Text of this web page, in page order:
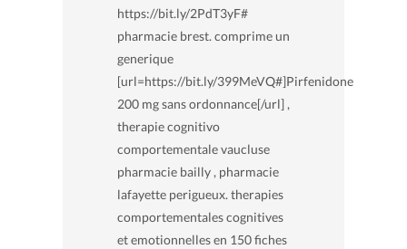
https://bit.ly/2PdT3yF#
pharmacie brest. comprime un
generique
[url=https://bit.ly/399MeVQ#]Pirfenidone
200 mg sans ordonnance[/url] ,
therapie cognitivo
comportementale vaucluse
pharmacie bailly , pharmacie
lafayette perigueux. therapies
comportementales cognitives
et emotionnelles en 150 fiches